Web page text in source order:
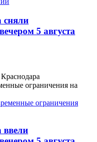
сняли
5 августа
ограничения на
ввели